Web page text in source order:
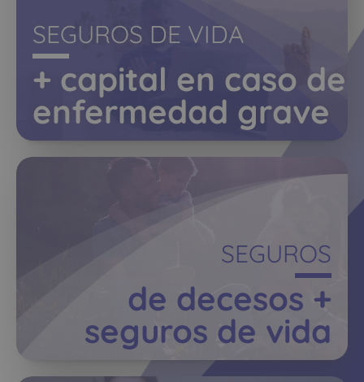
SEGUROS DE VIDA
+ capital en caso de
enfermedad grave
SEGUROS
de decesos +
seguros de vida